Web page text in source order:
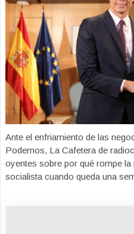
Ante el enfriamiento de las
Podemos, La Cafetera de
oyentes sobre por qué rompe la
socialista cuando queda una